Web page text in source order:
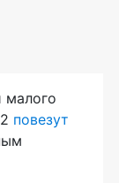
малого
повезут